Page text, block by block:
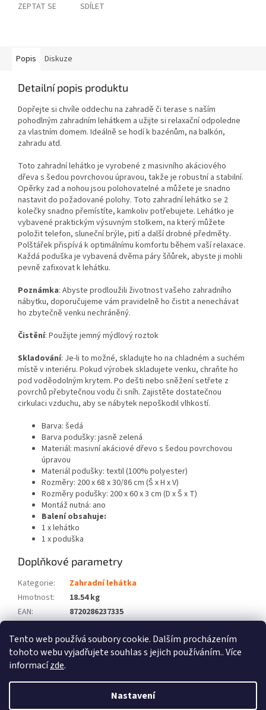
Tento web používá soubory cookie. Dalším procházením
tohoto webu vyjadřujete souhlas s jejich používáním.. Více
informacízde.
Nastavení
ZEPTAT SE SDÍLET
Popis Diskuze
Detailní popis produktu
Dopřejte si chvíle oddechu na zahradě či terase s naším
pohodlným zahradním lehátkem a užijte si relaxační odpoledne
za vlastním domem. Ideálně se hodí k bazénům, na balkón,
zahradu atd.
Toto zahradní lehátko je vyrobené z masivního akáciového
dřeva s šedou povrchovou úpravou, takže je robustní a stabilní.
Opěrky zad a nohou jsou polohovatelné a můžete je snadno
nastavit do požadované polohy. Toto zahradní lehátko se 2
kolečky snadno přemístíte, kamkoliv potřebujete. Lehátko je
vybavené praktickým výsuvným stolkem, na který můžete
položit telefon, sluneční brýle, pití a další drobné předměty.
Polštářek přispívá k optimálnímu komfortu během vaší relaxace.
Každá poduška je vybavená dvěma páry šňůrek, abyste ji mohli
pevně zafixovat k lehátku.
Poznámka: Abyste prodloužili životnost vašeho zahradního
nábytku, doporučujeme vám pravidelně ho čistit a nenechávat
ho zbytečně venku nechráněný.
Čistění: Použijte jemný mýdlový roztok
Skladování: Je-li to možné, skladujte ho na chladném a suchém
místě v interiéru. Pokud výrobek skladujete venku, chraňte ho
pod voděodolným krytem. Po dešti nebo sněžení setřete z
povrchů přebytečnou vodu či sníh. Zajistěte dostatečnou
cirkulaci vzduchu, aby se nábytek nepoškodil vlhkostí.
Barva: šedá
Barva podušky: jasně zelená
Materiál: masivní akáciové dřevo s šedou povrchovou
úpravou
Materiál podušky: textil (100% polyester)
Rozměry: 200 x 68 x 30/86 cm (Š x H x V)
Rozměry podušky: 200 x 60 x 3 cm (D x Š x T)
Montáž nutná: ano
Balení obsahuje:
1 x lehátko
1 x poduška
Doplňkové parametry
Kategorie:
Zahradní lehátka
Hmotnost:
18.54 kg
EAN:
8720286237335
Počet balíků: 2
Vytvořil Shoptet